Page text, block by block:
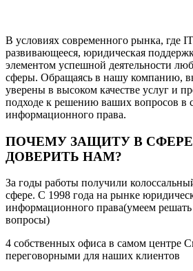
В условиях современного рынка, где
развивающееся, юридическая
элементом успешной деятельности
сферы. Обращаясь в нашу компанию,
уверены в высоком качестве услуг и
подходе к решению ваших вопросов в
информационного права.
ПОЧЕМУ ЗАЩИТУ В
ДОВЕРИТЬ НАМ?
За годы работы получили
сфере. С 1998 года на рынке
информационного права(умеем
вопросы)
4 собственных офиса в самом центре
переговорными для наших клиентов